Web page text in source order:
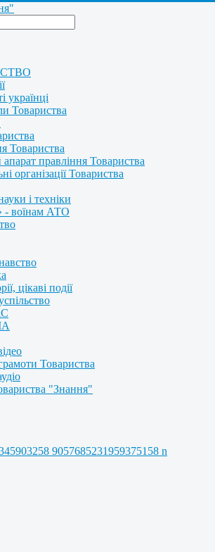
українці
Товариства
Товариства
правління Товариства
організації Товариства
і техніки
- воїнам АТО
цікаві події
Товариства
"Знання"